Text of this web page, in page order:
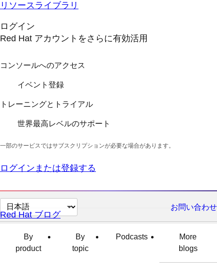
リソースライブラリ
ログイン
Red Hat アカウントをさらに有効活用
コンソールへのアクセス
イベント登録
トレーニングとトライアル
世界最高レベルのサポート
一部のサービスではサブスクリプションが必要な場合があります。
ログインまたは登録する
ペ
ー
お問い合わせ
Red Hat ブログ
By
product
By
topic
Podcasts
More
blogs